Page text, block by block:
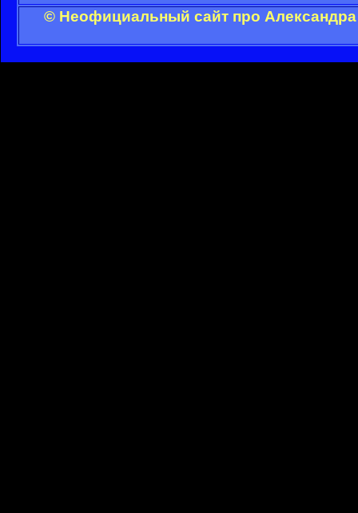
© Неофициальный сайт про